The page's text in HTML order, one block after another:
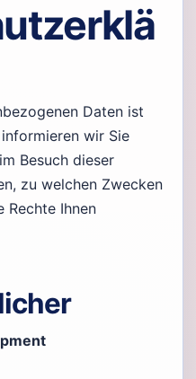
Daten ist
wir Sie
Besuch dieser
zu welchen Zwecken
Rechte Ihnen